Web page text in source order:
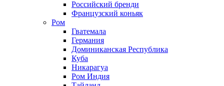
Российский бренди
Французский коньяк
Ром
Гватемала
Германия
Доминиканская Республика
Куба
Никарагуа
Ром Индия